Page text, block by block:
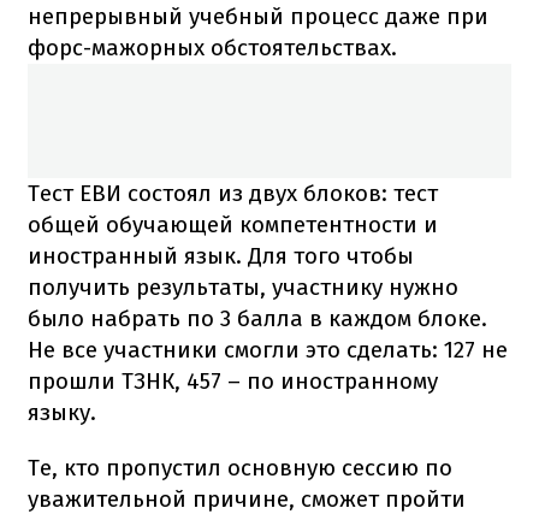
непрерывный учебный процесс даже при
форс-мажорных обстоятельствах.
Тест ЕВИ состоял из двух блоков: тест
общей обучающей компетентности и
иностранный язык. Для того чтобы
получить результаты, участнику нужно
было набрать по 3 балла в каждом блоке.
Не все участники смогли это сделать: 127 не
прошли ТЗНК, 457 – по иностранному
языку.
Те, кто пропустил основную сессию по
уважительной причине, сможет пройти